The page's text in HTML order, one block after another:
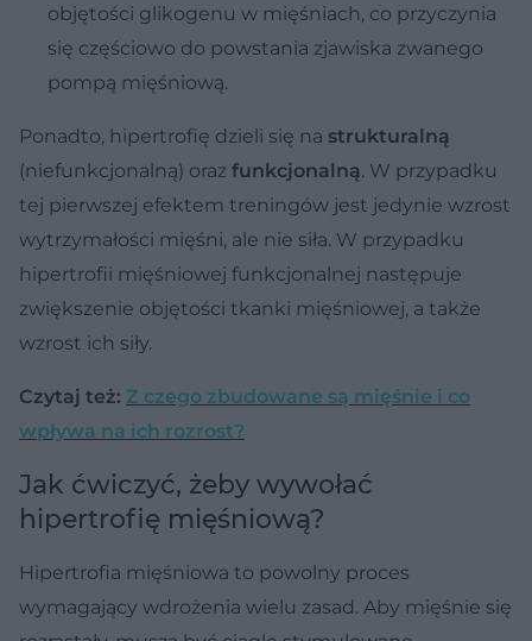
objętości glikogenu w mięśniach, co przyczynia
się częściowo do powstania zjawiska zwanego
pompą mięśniową.
Ponadto, hipertrofię dzieli się na strukturalną
(niefunkcjonalną) oraz funkcjonalną. W przypadku
tej pierwszej efektem treningów jest jedynie wzrost
wytrzymałości mięśni, ale nie siła. W przypadku
hipertrofii mięśniowej funkcjonalnej następuje
zwiększenie objętości tkanki mięśniowej, a także
wzrost ich siły.
Czytaj też: Z czego zbudowane są mięśnie i co
wpływa na ich rozrost?
Jak ćwiczyć, żeby wywołać
hipertrofię mięśniową?
Hipertrofia mięśniowa to powolny proces
wymagający wdrożenia wielu zasad. Aby mięśnie się